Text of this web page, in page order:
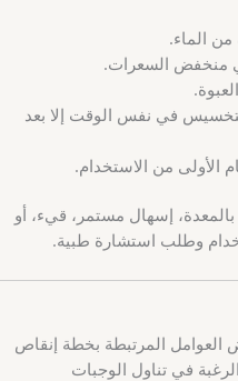
من الماء.
منخفض السعرات.
في نفس الوقت إلا بعد
الأولى من الاستخدام.
إسهال مستمر، قيء، أو
وطلب استشارة طبية.
المرتبطة بخطة إنقاص
في تناول الوجبات